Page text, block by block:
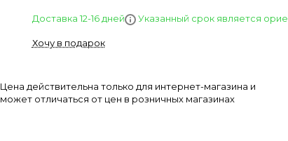
Доставка 12-16 дней Указанный срок является
Хочу в подарок
Цена действительна только для интернет-магазина и
может отличаться от цен в розничных магазинах